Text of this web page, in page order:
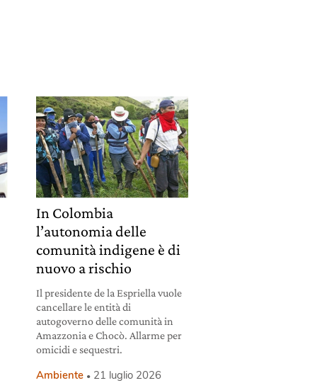
In Colombia
l’autonomia delle
comunità indigene è di
nuovo a rischio
Il presidente de la Espriella vuole
cancellare le entità di
autogoverno delle comunità in
Amazzonia e Chocò. Allarme per
omicidi e sequestri.
Ambiente 21 luglio 2026